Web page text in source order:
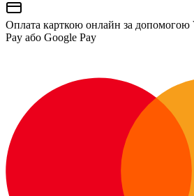
Оплата карткою онлайн за допомогою
Pay або Google Pay